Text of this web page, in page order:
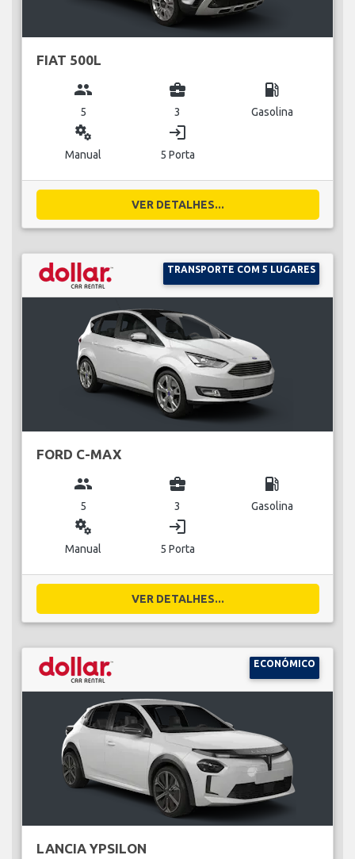
FIAT 500L
group
5
business_center
3
local_gas_station
Gasolina
miscellaneous_services
Manual
login
5 Porta
VER DETALHES...
TRANSPORTE COM 5 LUGARES
FORD C-MAX
group
5
business_center
3
local_gas_station
Gasolina
miscellaneous_services
Manual
login
5 Porta
VER DETALHES...
ECONÓMICO
LANCIA YPSILON